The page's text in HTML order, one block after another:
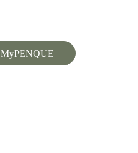
MyPENQUE